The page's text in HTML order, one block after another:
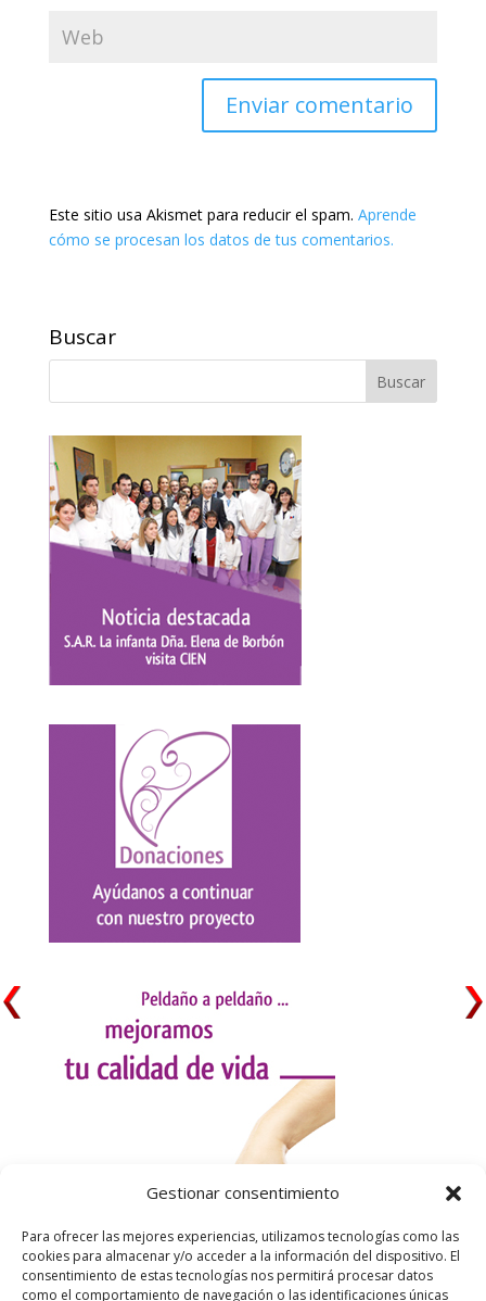
Gestionar consentimiento
Para ofrecer las mejores experiencias, utilizamos tecnologías como las
cookies para almacenar y/o acceder a la información del dispositivo. El
consentimiento de estas tecnologías nos permitirá procesar datos
como el comportamiento de navegación o las identificaciones únicas
Este sitio usa Akismet para reducir el spam. Aprende
cómo se procesan los datos de tus comentarios.
Buscar